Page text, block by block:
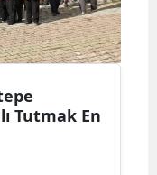
Tutmak En